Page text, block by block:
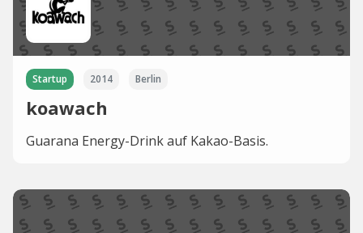
Startup 2014 Berlin
koawach
Guarana Energy-Drink auf Kakao-Basis.